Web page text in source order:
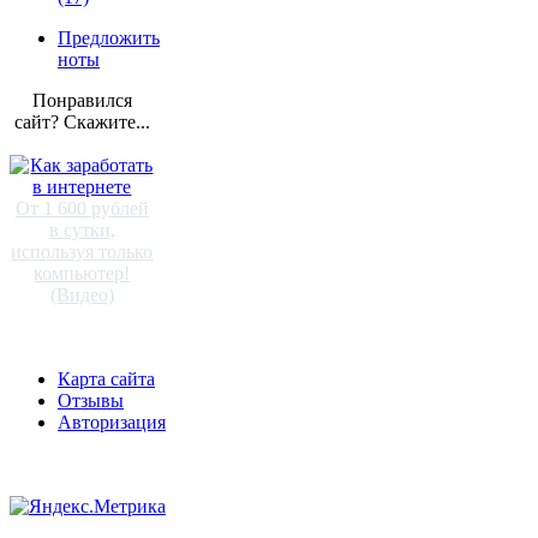
Предложить
ноты
Понравился
сайт? Скажите...
От 1 600 рублей
в сутки,
используя только
компьютер!
(Видео)
Карта сайта
Отзывы
Авторизация